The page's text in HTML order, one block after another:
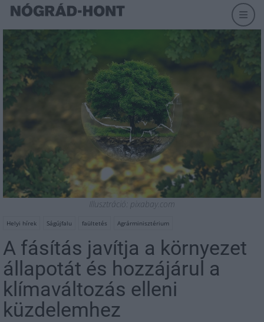
Illusztráció: pixabay.com
Helyi hírek Ságújfalu faültetés Agrárminisztérium
A fásítás javítja a környezet
állapotát és hozzájárul a
klímaváltozás elleni
küzdelemhez